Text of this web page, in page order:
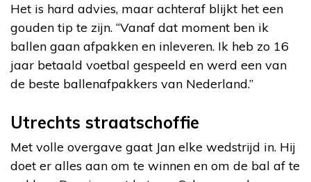
Het is hard advies, maar achteraf blijkt het een
gouden tip te zijn. “Vanaf dat moment ben ik
ballen gaan afpakken en inleveren. Ik heb zo 16
jaar betaald voetbal gespeeld en werd een van
de beste ballenafpakkers van Nederland.”
Utrechts straatschoffie
Met volle overgave gaat Jan elke wedstrijd in. Hij
doet er alles aan om te winnen en om de bal af te